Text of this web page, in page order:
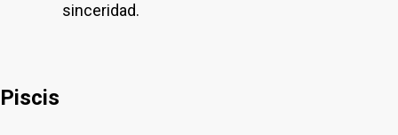
sinceridad.
Piscis